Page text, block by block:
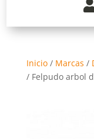
Inicio/ Marcas /
/ Felpudo arbol